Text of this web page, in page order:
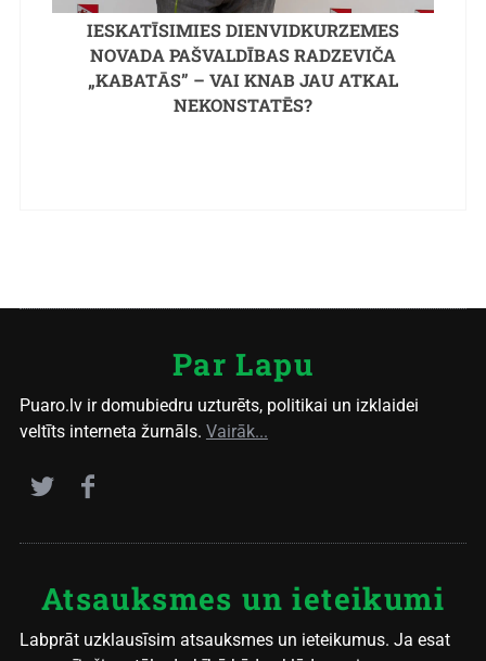
IESKATĪSIMIES DIENVIDKURZEMES
NOVADA PAŠVALDĪBAS RADZEVIČA
„KABATĀS” – VAI KNAB JAU ATKAL
NEKONSTATĒS?
Par Lapu
Puaro.lv ir domubiedru uzturēts, politikai un izklaidei
veltīts interneta žurnāls. Vairāk...
Atsauksmes un ieteikumi
Labprāt uzklausīsim atsauksmes un ieteikumus. Ja esat